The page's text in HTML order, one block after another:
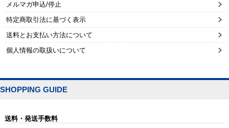
メルマガ申込/停止
特定商取引法に基づく表示
送料とお支払い方法について
個人情報の取扱いについて
SHOPPING GUIDE
送料・発送手数料